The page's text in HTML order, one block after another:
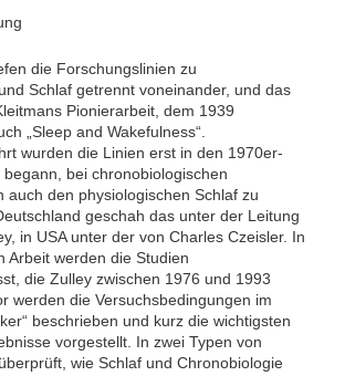
die Forschungslinien zu
Schlaf getrennt voneinander, und das
Pionierarbeit, dem 1939
„Sleep and Wakefulness“.
wurden die Linien erst in den 1970er-
bei chronobiologischen
auch den physiologischen Schlaf zu
geschah das unter der Leitung
in USA unter der von Charles Czeisler. In
Arbeit werden die Studien
die Zulley zwischen 1976 und 1993
werden die Versuchsbedingungen im
beschrieben und kurz die wichtigsten
vorgestellt. In zwei Typen von
wie Schlaf und Chronobiologie